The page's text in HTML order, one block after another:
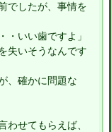
でしたが、事情を
・いい歯ですよ」
失いそうなんです
、確かに問題な
わせてもらえば、